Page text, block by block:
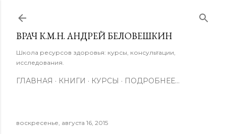
ВРАЧ К.М.Н. АНДРЕЙ БЕЛОВЕШКИН
Школа ресурсов здоровья: курсы, консультации,
исследования.
ГЛАВНАЯ КНИГИ КУРСЫ ПОДРОБНЕЕ…
воскресенье, августа 16, 2015